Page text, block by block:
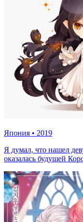
Япония • 2019
Я думал, что нашел
оказалась будущей